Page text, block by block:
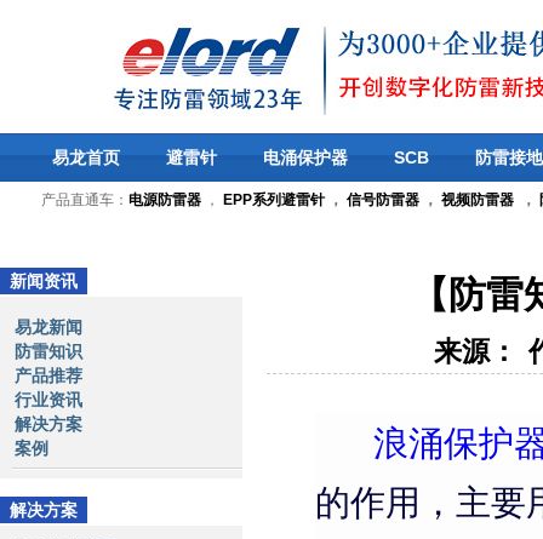
易龙首页 避雷针 电涌保护器 SCB 防雷接地
产品直通车： 电源防雷器 ， EPP系列避雷针， 信号防雷器 ， 视频防雷器 ，
新闻资讯
易龙新闻
防雷知识
产品推荐
行业资讯
解决方案
案例
解决方案
【防
来源：
浪涌保护
的作用，主要